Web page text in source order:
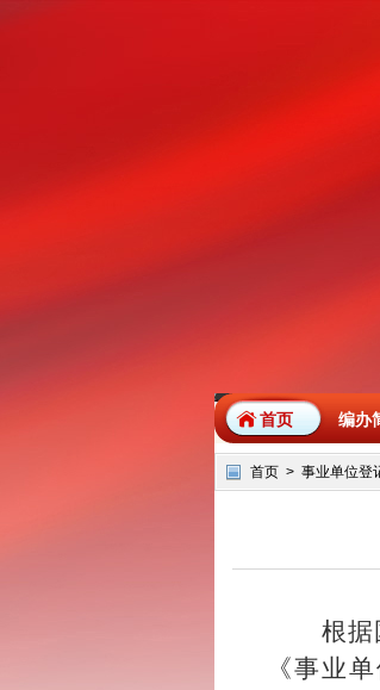
首页 编办
首页> 事业单位登
根
《事业